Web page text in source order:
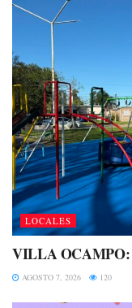
LOCALES
VILLA
AGOSTO 7, 2026 120